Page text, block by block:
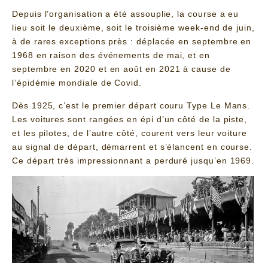
Depuis l’organisation a été assouplie, la course a eu
lieu soit le deuxième, soit le troisième week-end de juin,
à de rares exceptions près : déplacée en septembre en
1968 en raison des événements de mai, et en
septembre en 2020 et en août en 2021 à cause de
l’épidémie mondiale de Covid.
Dès 1925, c’est le premier départ couru Type Le Mans.
Les voitures sont rangées en épi d’un côté de la piste,
et les pilotes, de l’autre côté, courent vers leur voiture
au signal de départ, démarrent et s’élancent en course.
Ce départ très impressionnant a perduré jusqu’en 1969.